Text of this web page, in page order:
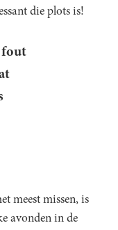
die plots is!
fout
meest missen, is
avonden in de